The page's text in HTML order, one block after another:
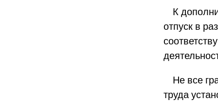
К
отпуск в
Не все
труда